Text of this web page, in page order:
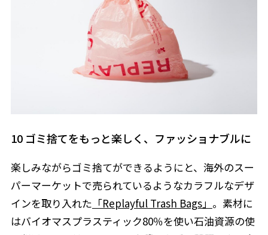
10 ゴミ捨てをもっと楽しく、ファッショナブルに
楽しみながらゴミ捨てができるようにと、海外のスー
パーマーケットで売られているようなカラフルなデザ
インを取り入れた 「Replayful Trash Bags」 。素材に
はバイオマスプラスティック80％を使い石油資源の使